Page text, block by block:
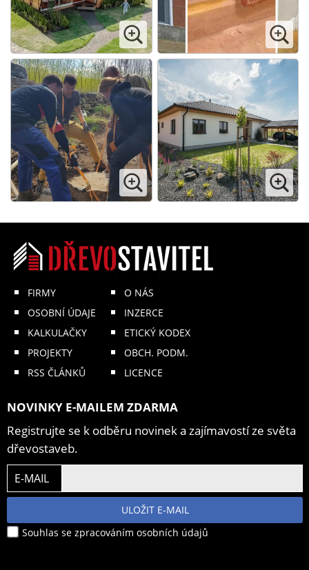
FIRMY
OSOBNÍ ÚDAJE
KALKULAČKY
PROJEKTY
RSS ČLÁNKŮ
O NÁS
INZERCE
ETICKÝ KODEX
OBCH. PODM.
LICENCE
NOVINKY E-MAILEM ZDARMA
Registrujte se k odběru novinek a zajímavostí ze světa
dřevostaveb.
E-MAIL
ULOŽIT E-MAIL
Souhlas se zpracováním osobních údajů